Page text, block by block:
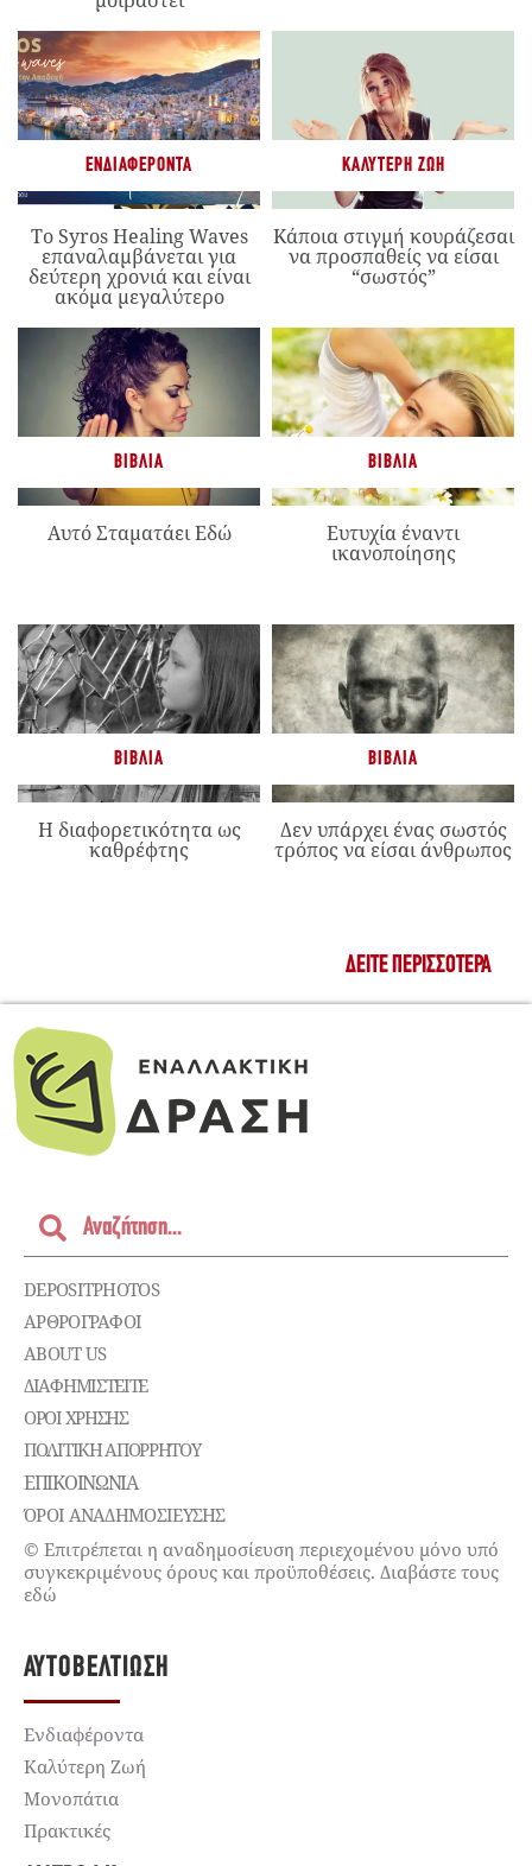
ΕΝΔΙΑΦΈΡΟΝΤΑ
Το Syros Healing Waves
επαναλαμβάνεται για
δεύτερη χρονιά και είναι
ακόμα μεγαλύτερο
ΚΑΛΎΤΕΡΗ ΖΩΉ
Κάποια στιγμή κουράζεσαι
να προσπαθείς να είσαι
“σωστός”
ΒΙΒΛΊΑ
Αυτό Σταματάει Εδώ
ΒΙΒΛΊΑ
Ευτυχία έναντι
ικανοποίησης
ΒΙΒΛΊΑ
Η διαφορετικότητα ως
καθρέφτης
ΒΙΒΛΊΑ
Δεν υπάρχει ένας σωστός
τρόπος να είσαι άνθρωπος
ΔΕΊΤΕ ΠΕΡΙΣΣΌΤΕΡΑ
DEPOSITPHOTOS
ΑΡΘΡΟΓΡΑΦΟΙ
ABOUT US
ΔΙΑΦΗΜΙΣΤΕΊΤΕ
ΌΡΟΙ ΧΡΉΣΗΣ
ΠΟΛΙΤΙΚΉ ΑΠΟΡΡΉΤΟΥ
ΕΠΙΚΟΙΝΩΝΊΑ
ΌΡΟΙ ΑΝΑΔΗΜΟΣΙΕΥΣΗΣ
© Επιτρέπεται η αναδημοσίευση περιεχομένου μόνο υπό
συγκεκριμένους όρους και προϋποθέσεις. Διαβάστε τους
εδώ
ΑΥΤΟΒΕΛΤΊΩΣΗ
Ενδιαφέροντα
Καλύτερη Ζωή
Μονοπάτια
Πρακτικές